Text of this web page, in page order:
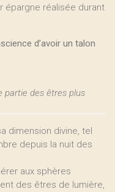
épargne réalisée durant
d’avoir un talon
partie des êtres plus
dimension divine, tel
depuis la nuit des
aux sphères
des êtres de lumière,